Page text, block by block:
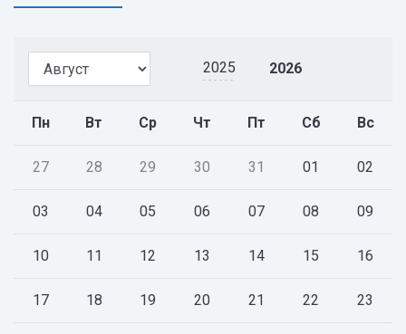
2025 2026
Пн Вт Ср Чт Пт Сб Вс
27 28 29 30 31 01 02
03 04 05 06 07 08 09
10 11 12 13 14 15 16
17 18 19 20 21 22 23